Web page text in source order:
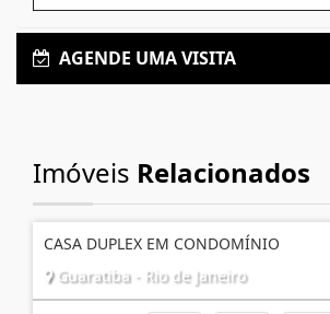
AGENDE UMA VISITA
Imóveis Relacionados
CASA DUPLEX EM CONDOMÍNIO
Guaratiba - Rio de Janeiro